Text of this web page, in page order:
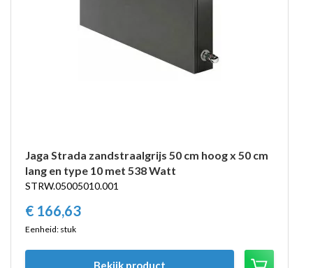
Jaga Strada zandstraalgrijs 50 cm hoog x 50 cm
lang en type 10 met 538 Watt
STRW.05005010.001
€ 166,63
Eenheid: stuk
Bekijk product